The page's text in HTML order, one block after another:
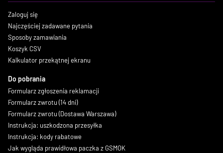
Zaloguj się
Najczęściej zadawane pytania
Sposoby zamawiania
Koszyk CSV
Kalkulator przekątnej ekranu
Do pobrania
Formularz zgłoszenia reklamacji
Formularz zwrotu (14 dni)
Formularz zwrotu (Dostawa Warszawa)
Instrukcja: uszkodzona przesyłka
Instrukcja: kody rabatowe
Jak wygląda prawidłowa paczka z GSMOK